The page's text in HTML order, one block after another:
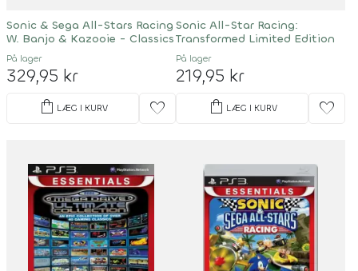
Sonic & Sega All-Stars Racing
W. Banjo & Kazooie - Classics
På lager
329,95 kr
shopping_bag LÆG I KURV favorite
Sonic All-Star Racing:
Transformed Limited Edition
På lager
219,95 kr
shopping_bag LÆG I KURV favorite